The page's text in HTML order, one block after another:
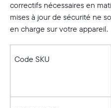
correctifs nécessaires en
mises à jour de sécurité ne
en charge sur votre appareil.
Code SKU